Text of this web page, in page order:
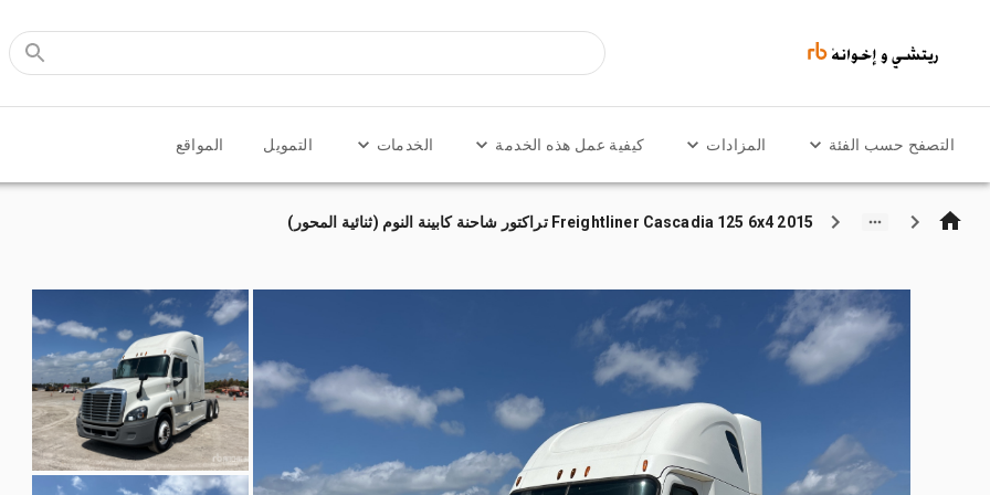
التصفح حسب الفئة المزادات كيفية عمل هذه الخدمة الخدمات التمويل المواقع
2015 Freightliner Cascadia 125 6x4 تراكتور شاحنة كابينة النوم (ثنائية المحور)